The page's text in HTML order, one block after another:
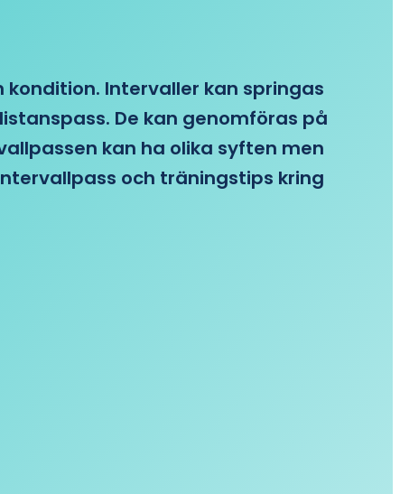
Intervaller kan springas
De kan genomföras på
kan ha olika syften men
och träningstips kring